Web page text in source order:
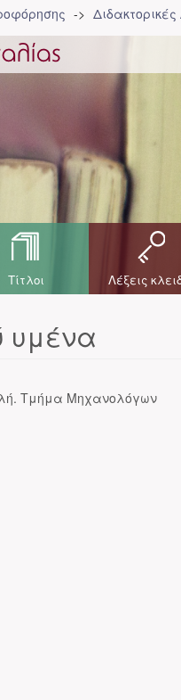
Τίτλοι Λέξεις
υμένα
Τμήμα Μηχανολόγων